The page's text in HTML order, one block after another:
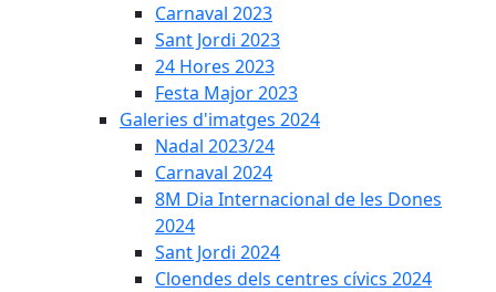
Carnaval 2023
Sant Jordi 2023
24 Hores 2023
Festa Major 2023
Galeries d'imatges 2024
Nadal 2023/24
Carnaval 2024
8M Dia Internacional de les Dones
2024
Sant Jordi 2024
Cloendes dels centres cívics 2024